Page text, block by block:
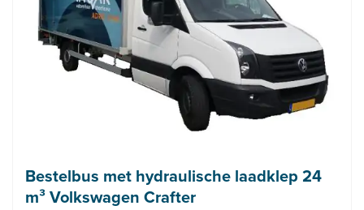
Bestelbus met hydraulische laadklep 24
m³ Volkswagen Crafter